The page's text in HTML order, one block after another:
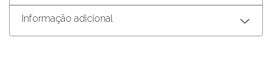
Informação adicional